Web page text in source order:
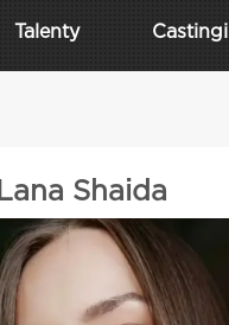
Talenty Castingi
Lana Shaida